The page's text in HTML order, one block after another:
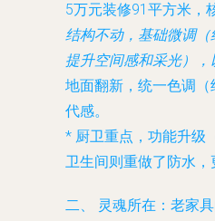
5万元装修91平方米，
结构不动，基础微调（
提升空间感和采光）
地面翻新，统一色调（
代感。
* 厨卫重点，功能升级
卫生间则重做了防水，
二、 灵魂所在：老家具